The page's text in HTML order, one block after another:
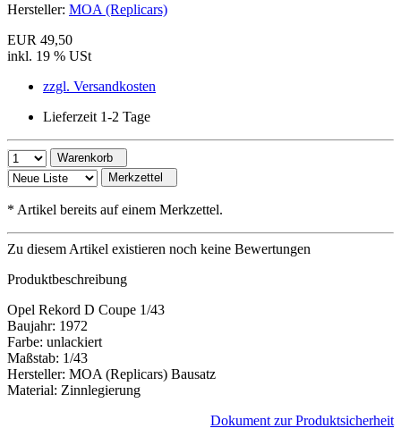
Hersteller: MOA (Replicars)
EUR 49,50
inkl. 19 % USt
zzgl. Versandkosten
Lieferzeit 1-2 Tage
Warenkorb
Merkzettel
* Artikel bereits auf einem Merkzettel.
Zu diesem Artikel existieren noch keine Bewertungen
Produktbeschreibung
Opel Rekord D Coupe 1/43
Baujahr: 1972
Farbe: unlackiert
Maßstab: 1/43
Hersteller: MOA (Replicars) Bausatz
Material: Zinnlegierung
Dokument zur Produktsicherheit